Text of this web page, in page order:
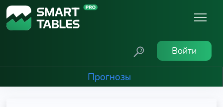
Войти
Прогнозы